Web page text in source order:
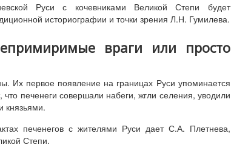
Руси с кочевниками Великой Степи будет
историографии и точки зрения Л.Н. Гумилева.
враги или просто
Их первое появление на границах Руси упоминается
печенеги совершали набеги, жгли селения, уводили
князьями.
печенегов с жителями Руси дает С.А. Плетнева,
Степи.